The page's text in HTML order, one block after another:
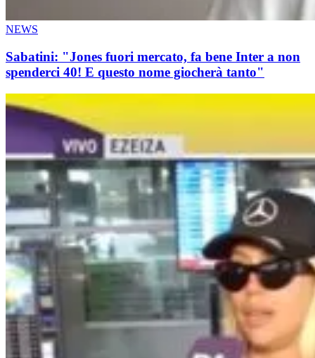
NEWS
Sabatini: "Jones fuori mercato, fa bene Inter a non
spenderci 40! E questo nome giocherà tanto"